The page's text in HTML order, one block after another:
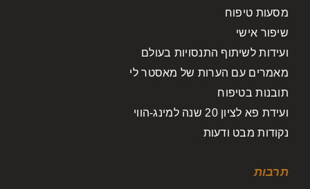
מסעות טיפוח
שיפור אישי
ועידות לשיתוף התנסויות בעולם
מאמרים עם הערות של מאסטר לי
תובנות בטיפוח
ועידת פא לציון 20 שנה למינג-הווי
נקודות מבט ודעות
תרבות